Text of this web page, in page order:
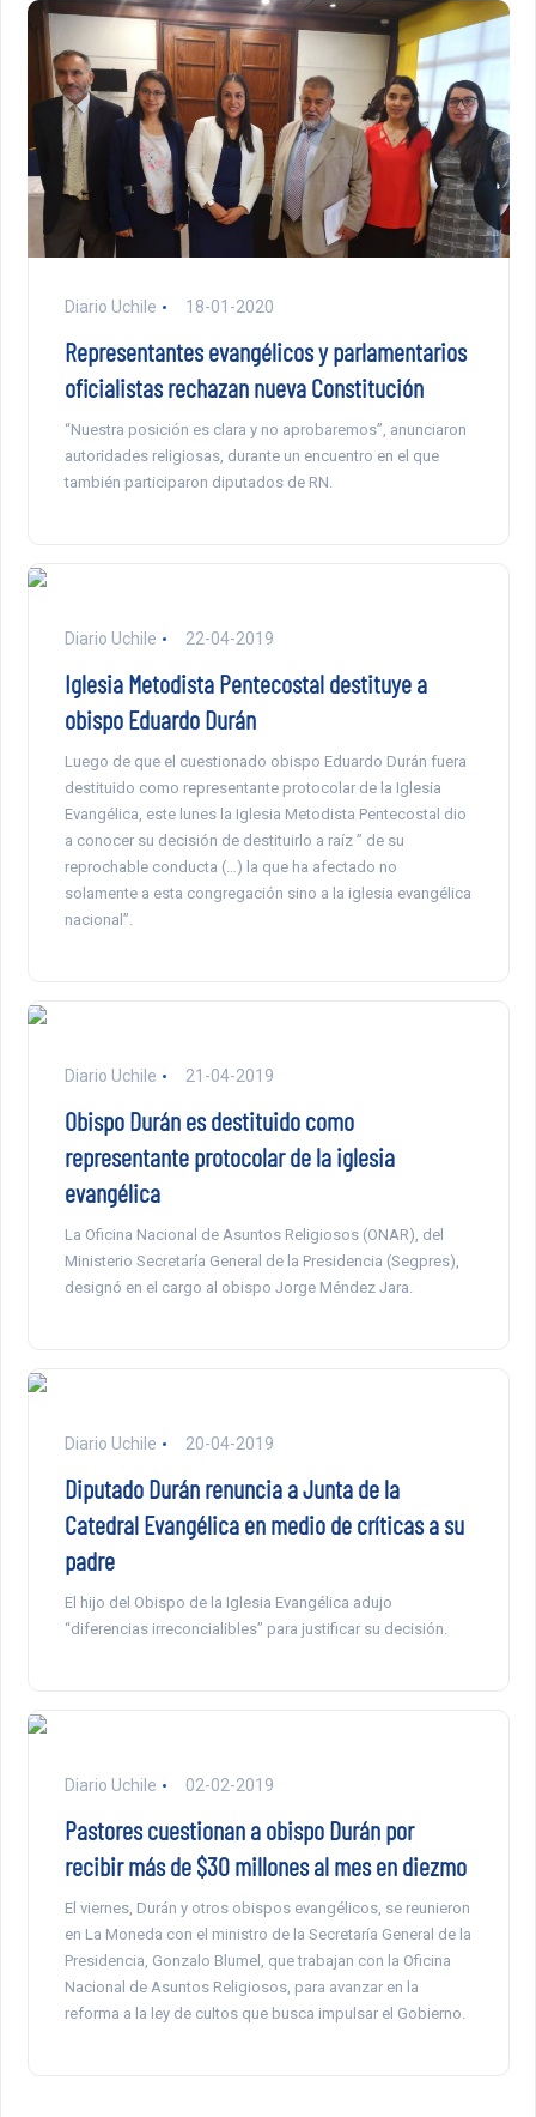
Diario Uchile 18-01-2020
Representantes evangélicos y parlamentarios
oficialistas rechazan nueva Constitución
“Nuestra posición es clara y no aprobaremos”, anunciaron
autoridades religiosas, durante un encuentro en el que
también participaron diputados de RN.
Diario Uchile 22-04-2019
Iglesia Metodista Pentecostal destituye a
obispo Eduardo Durán
Luego de que el cuestionado obispo Eduardo Durán fuera
destituido como representante protocolar de la Iglesia
Evangélica, este lunes la Iglesia Metodista Pentecostal dio
a conocer su decisión de destituirlo a raíz ” de su
reprochable conducta (…) la que ha afectado no
solamente a esta congregación sino a la iglesia evangélica
nacional”.
Diario Uchile 21-04-2019
Obispo Durán es destituido como
representante protocolar de la iglesia
evangélica
La Oficina Nacional de Asuntos Religiosos (ONAR), del
Ministerio Secretaría General de la Presidencia (Segpres),
designó en el cargo al obispo Jorge Méndez Jara.
Diario Uchile 20-04-2019
Diputado Durán renuncia a Junta de la
Catedral Evangélica en medio de críticas a su
padre
El hijo del Obispo de la Iglesia Evangélica adujo
“diferencias irreconcialibles” para justificar su decisión.
Diario Uchile 02-02-2019
Pastores cuestionan a obispo Durán por
recibir más de $30 millones al mes en diezmo
El viernes, Durán y otros obispos evangélicos, se reunieron
en La Moneda con el ministro de la Secretaría General de la
Presidencia, Gonzalo Blumel, que trabajan con la Oficina
Nacional de Asuntos Religiosos, para avanzar en la
reforma a la ley de cultos que busca impulsar el Gobierno.